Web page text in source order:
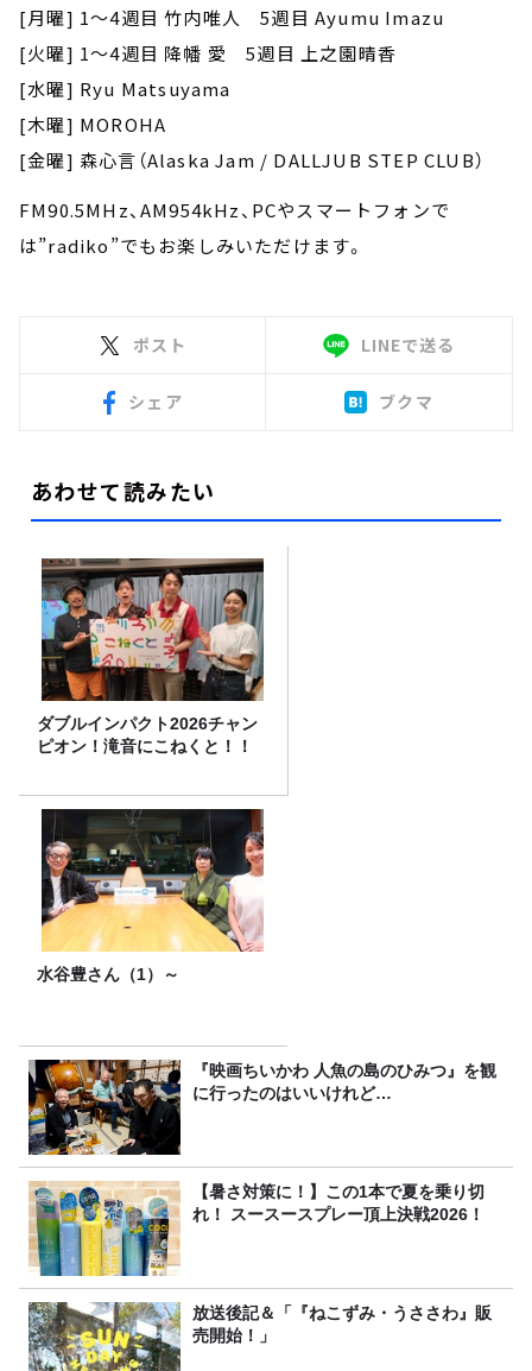
[月曜] 1～4週目 竹内唯人 5週目 Ayumu Imazu
[火曜] 1～4週目 降幡 愛 5週目 上之園晴香
[水曜] Ryu Matsuyama
[木曜] MOROHA
[金曜] 森心言（Alaska Jam / DALLJUB STEP CLUB）
FM90.5MHz、AM954kHz、PCやスマートフォンで
は”radiko”でもお楽しみいただけます。
ポスト LINEで送る
シェア ブクマ
あわせて読みたい
ダブルインパクト2026チャン
ピオン！滝音にこねくと！！
水谷豊さん（1）～
『映画ちいかわ 人魚の島のひみつ』を観
に行ったのはいいけれど…
【暑さ対策に！】この1本で夏を乗り切
れ！ スースースプレー頂上決戦2026！
放送後記＆「『ねこずみ・うささわ』販
売開始！」